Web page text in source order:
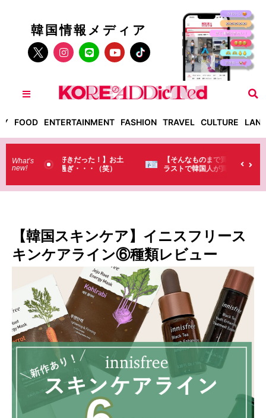
韓国情報メディア
FOOD ENTERTAINMENT FASHION TRAVEL CULTURE
What’s
new!
！】お土
（笑）
【そんなものまで買っていくの？】日本のド
ラストで韓国人が買うものがちょっと…
【韓国スキンケア】イニスフリース
キンケアライン⑥種類レビュー